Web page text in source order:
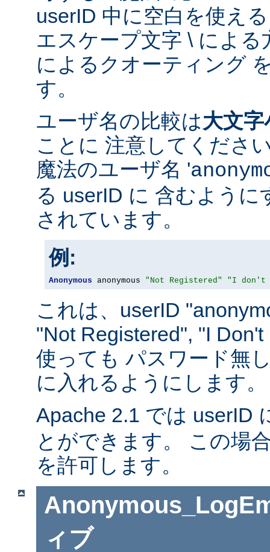
userID 中に空白を使え
エスケープ文字 \ による
によるクオーティング
す。
ユーザ名の比較は大文
ことに 注意してくださ
魔法のユーザ名 '
る userID に 含むよう
されています。
例:
Anonymous anonymous "Not Registered" "I don't
これは、userID
"Not Registered", "I
使っても パスワード無
に入れるようにします。
Apache 2.1 では userID
とができます。 この場
を許可します。
ィブ